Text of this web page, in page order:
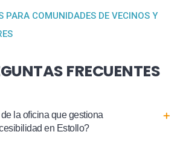
PARA COMUNIDADES DE VECINOS Y
FRECUENTES
la oficina que gestiona
en Estollo?